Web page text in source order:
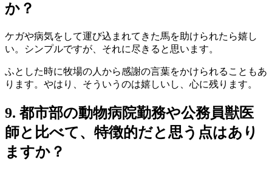
か？
ケガや病気をして運び込まれてきた馬を助けられたら嬉し
い。シンプルですが、それに尽きると思います。
ふとした時に牧場の人から感謝の言葉をかけられることもあ
ります。やはり、そういうのは嬉しいし、心に残ります。
9. 都市部の動物病院勤務や公務員獣医
師と比べて、特徴的だと思う点はあり
ますか？